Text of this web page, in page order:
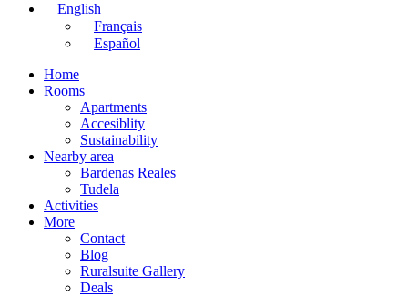
English
Français
Español
Home
Rooms
Apartments
Accesiblity
Sustainability
Nearby area
Bardenas Reales
Tudela
Activities
More
Contact
Blog
Ruralsuite Gallery
Deals